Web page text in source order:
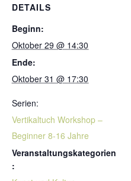
DETAILS
Beginn:
Oktober 29 @ 14:30
Ende:
Oktober 31 @ 17:30
Serien:
Vertikaltuch Workshop –
Beginner 8-16 Jahre
Veranstaltungskategorien
: